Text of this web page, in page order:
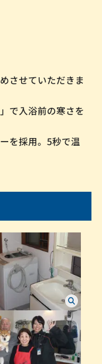
させていただきま
で入浴前の寒さを
を採用。5秒で温